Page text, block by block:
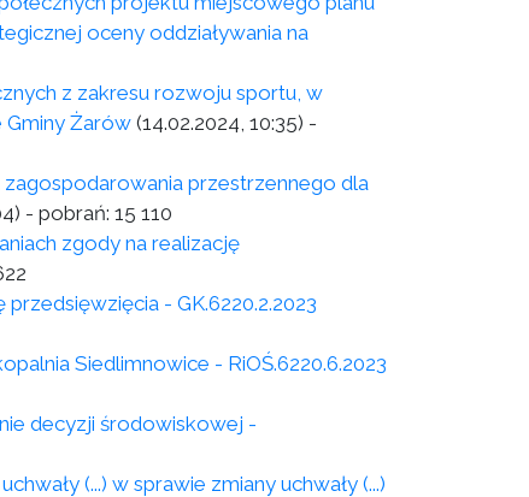
oceny oddziaływania na
z zakresu rozwoju sportu, w
Żarów (14.02.2024, 10:35) -
przestrzennego dla
- pobrań: 15 110
zgody na realizację
- GK.6220.2.2023
Siedlimnowice - RiOŚ.6220.6.2023
decyzji środowiskowej -
(...) w sprawie zmiany uchwały (...)